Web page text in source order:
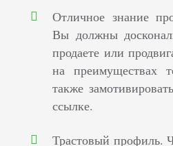
Отличное знание
Вы должны
продаете или
на преимуществах
также
ссылке.
Трастовый профиль.